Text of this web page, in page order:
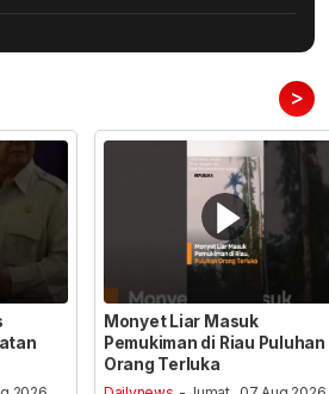
>
Monyet Liar Masuk
Pemukiman di Riau Puluhan
Orang Terluka